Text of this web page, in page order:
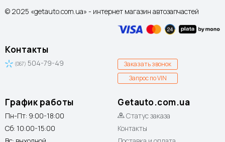
© 2025 «getauto.com.ua» - интернет магазин автозапчастей
Контакты
(067) 504-79-49
Заказать звонок
Запрос по VIN
График работы
Пн-Пт: 9:00-18:00
Сб: 10:00-15:00
Getauto.com.ua
Статус заказа
Контакты